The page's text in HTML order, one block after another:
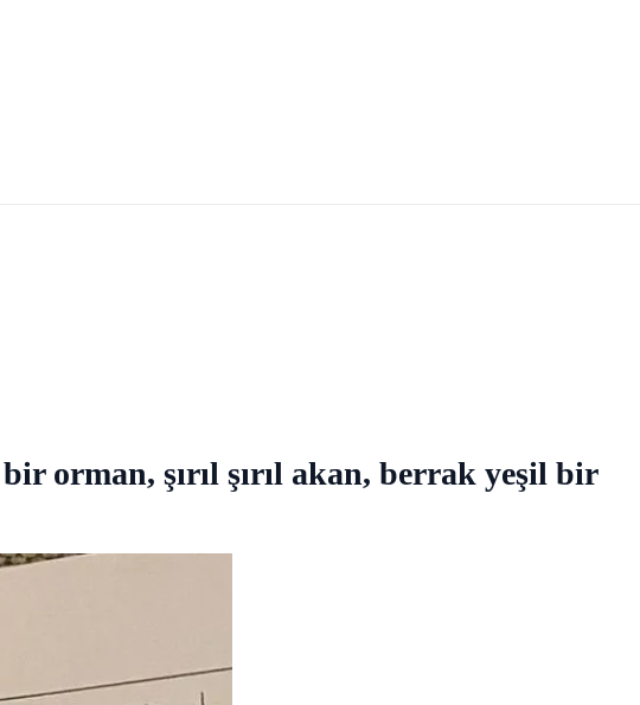
orman, şırıl şırıl akan, berrak yeşil bir